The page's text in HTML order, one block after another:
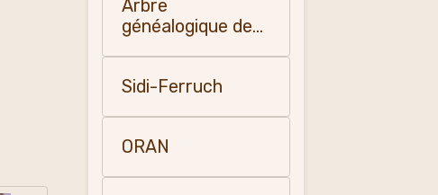
Arbre
généalogique de
Sidi-Ferruch
ORAN